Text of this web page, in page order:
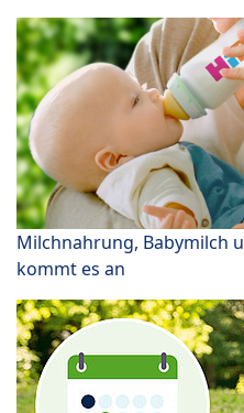
Milchnahrung, Babymilch
kommt es an